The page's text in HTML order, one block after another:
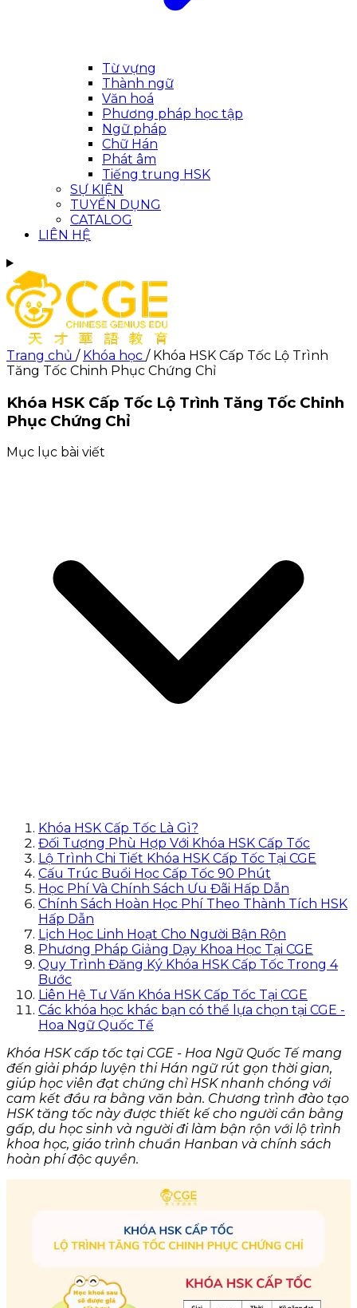
Từ vựng
Thành ngữ
Văn hoá
Phương pháp học tập
Ngữ pháp
Chữ Hán
Phát âm
Tiếng trung HSK
SỰ KIỆN
TUYỂN DỤNG
CATALOG
LIÊN HỆ
Trang chủ / Khóa học / Khóa HSK Cấp Tốc Lộ Trình
Tăng Tốc Chinh Phục Chứng Chỉ
Khóa HSK Cấp Tốc Lộ Trình Tăng Tốc Chinh
Phục Chứng Chỉ
Mục lục bài viết
Khóa HSK Cấp Tốc Là Gì?
Đối Tượng Phù Hợp Với Khóa HSK Cấp Tốc
Lộ Trình Chi Tiết Khóa HSK Cấp Tốc Tại CGE
Cấu Trúc Buổi Học Cấp Tốc 90 Phút
Học Phí Và Chính Sách Ưu Đãi Hấp Dẫn
Chính Sách Hoàn Học Phí Theo Thành Tích HSK
Hấp Dẫn
Lịch Học Linh Hoạt Cho Người Bận Rộn
Phương Pháp Giảng Dạy Khoa Học Tại CGE
Quy Trình Đăng Ký Khóa HSK Cấp Tốc Trong 4
Bước
Liên Hệ Tư Vấn Khóa HSK Cấp Tốc Tại CGE
Các khóa học khác bạn có thể lựa chọn tại CGE -
Hoa Ngữ Quốc Tế
Khóa HSK cấp tốc tại CGE - Hoa Ngữ Quốc Tế mang
đến giải pháp luyện thi Hán ngữ rút gọn thời gian,
giúp học viên đạt chứng chỉ HSK nhanh chóng với
cam kết đầu ra bằng văn bản. Chương trình đào tạo
HSK tăng tốc này được thiết kế cho người cần bằng
gấp, du học sinh và người đi làm bận rộn với lộ trình
khoa học, giáo trình chuẩn Hanban và chính sách
hoàn phí độc quyền.